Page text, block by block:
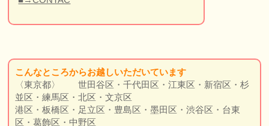
こんなところからお越しいただいています
〈東京都〉 世田谷区・千代田区・江東区・新宿区・杉
並区・練馬区・北区・文京区
港区・板橋区・足立区・豊島区・墨田区・渋谷区・台東
区・葛飾区・中野区